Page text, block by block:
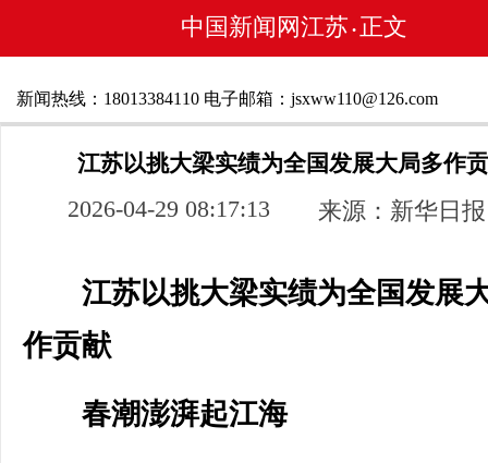
中国新闻网江苏 • 正文
新闻热线：18013384110 电子邮箱：jsxww110@126.com
江苏以挑大梁实绩为全国发展大局多作
2026-04-29 08:17:13 来源：新华日报
江苏以挑大梁实绩为全国发展
作贡献
春潮澎湃起江海